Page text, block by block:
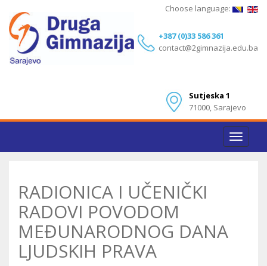
+387 (0)33 586 361
contact@2gimnazija.edu.ba
Sutjeska 1
71000, Sarajevo
Choose language:
Toggle
RADIONICA I UČENIČKI
RADOVI POVODOM
MEĐUNARODNOG DANA
LJUDSKIH PRAVA